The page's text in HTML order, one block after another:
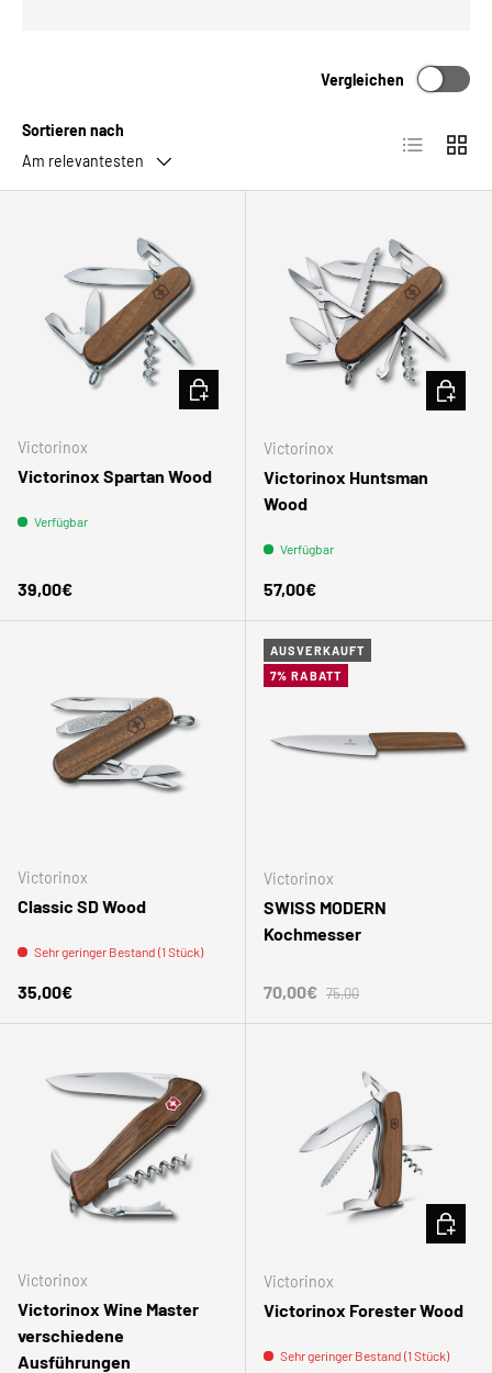
Sortieren nach
Am relevantesten
Vergleichen
Victorinox
Victorinox Spartan Wood
Verfügbar
Normaler Preis
39,00€
IN DEN WARENKORB
Victorinox
Victorinox Huntsman
Wood
Verfügbar
Normaler Preis
57,00€
IN DEN
Victorinox
Classic SD Wood
Sehr geringer Bestand (1 Stück)
Normaler Preis
35,00€
AUSVERKAUFT
7% RABATT
Victorinox
SWISS MODERN
Kochmesser
Verkaufspreis
70,00€ Normaler Preis
75,00
Victorinox
Victorinox Wine Master
verschiedene
Ausführungen
Victorinox
Victorinox Forester Wood
Sehr geringer Bestand (1 Stück)
IN DEN